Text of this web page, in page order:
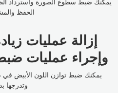
الحفظ
إزالة عمليات
وإجراء عمليات ضبط
يمكنك ضبط توازن اللون الأبيض
وتدرجها